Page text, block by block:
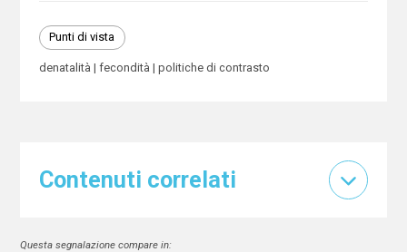
Punti di vista
denatalità fecondità politiche di contrasto
Contenuti correlati
Questa segnalazione compare in: